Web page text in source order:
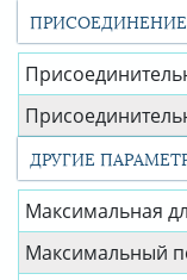
ПРИСОЕДИНЕНИЕ
ДРУГИЕ
Максимальная
Максимальный